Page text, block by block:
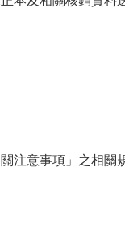
注意事項」之相關